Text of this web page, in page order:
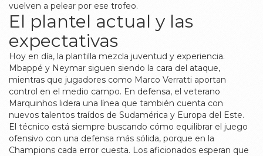
vuelven a pelear por ese trofeo.
El plantel actual y las
expectativas
Hoy en día, la plantilla mezcla juventud y experiencia.
Mbappé y Neymar siguen siendo la cara del ataque,
mientras que jugadores como Marco Verratti aportan
control en el medio campo. En defensa, el veterano
Marquinhos lidera una línea que también cuenta con
nuevos talentos traídos de Sudamérica y Europa del Este.
El técnico está siempre buscando cómo equilibrar el juego
ofensivo con una defensa más sólida, porque en la
Champions cada error cuesta. Los aficionados esperan que